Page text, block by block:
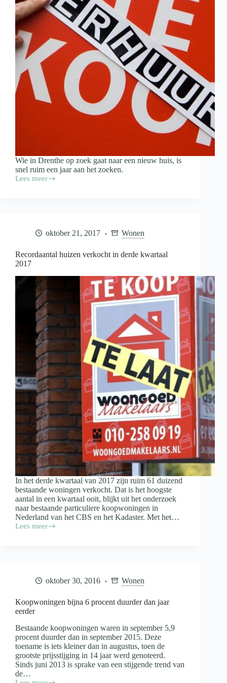
Wie in Drenthe op zoek gaat naar een nieuw huis, is
snel ruim een jaar aan het zoeken.
Lees meer
Zoektocht
Drenthe
jaren
oktober 21, 2017 Wonen
Recordaantal huizen verkocht in derde kwartaal
2017
In het derde kwartaal van 2017 zijn ruim 61 duizend
bestaande woningen verkocht. Dat is het hoogste
aantal in een kwartaal ooit, blijkt uit het onderzoek
naar bestaande particuliere koopwoningen in
Nederland van het CBS en het Kadaster. Met het…
Lees meer
Recordaantal
oktober 30, 2016 Wonen
Koopwoningen bijna 6 procent duurder dan jaar
eerder
Bestaande koopwoningen waren in september 5,9
procent duurder dan in september 2015. Deze
toename is iets kleiner dan in augustus, toen de
grootste prijsstijging in 14 jaar werd genoteerd.
Sinds juni 2013 is sprake van een stijgende trend van
de…